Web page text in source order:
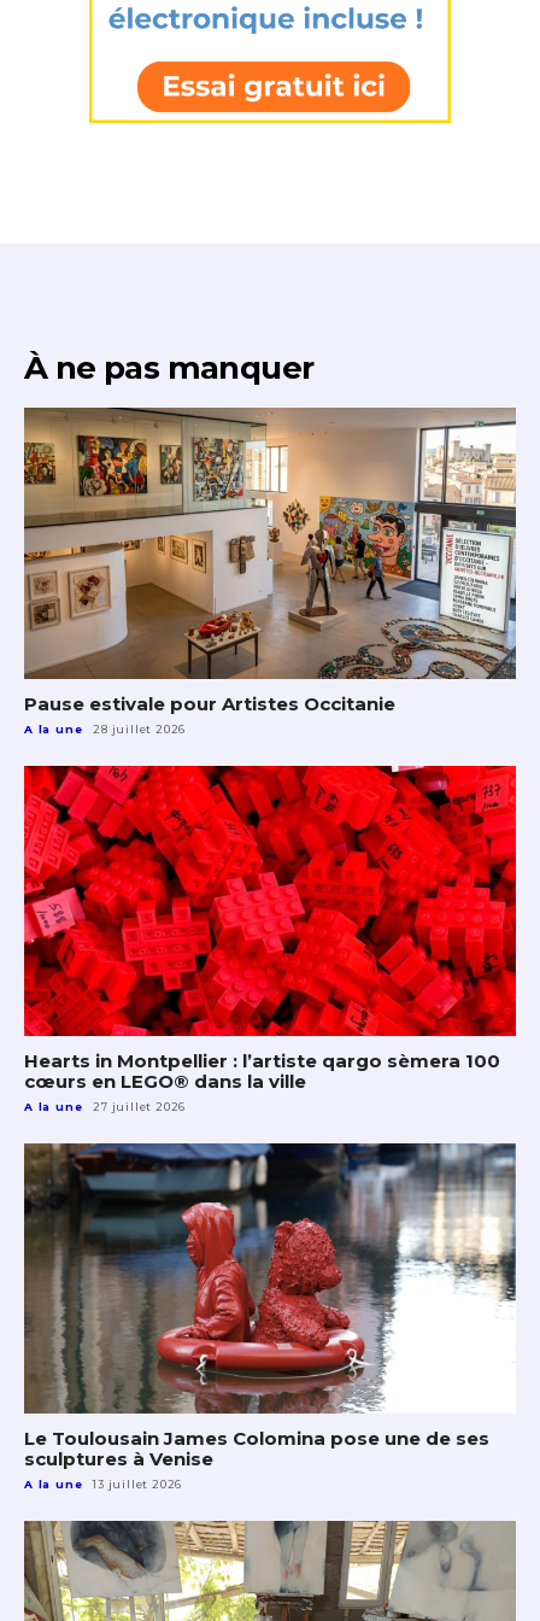
À ne pas manquer
Pause estivale pour Artistes Occitanie
A la une 28 juillet 2026
Hearts in Montpellier : l’artiste qargo sèmera 100
cœurs en LEGO® dans la ville
A la une 27 juillet 2026
Le Toulousain James Colomina pose une de ses
sculptures à Venise
A la une 13 juillet 2026